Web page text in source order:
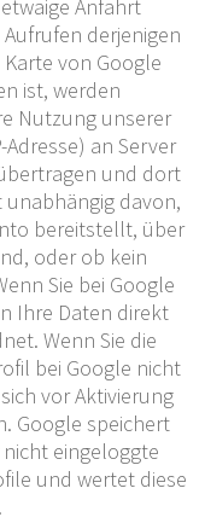
Anfahrt
derjenigen
von Google
ist, werden
Nutzung unserer
Adresse) an Server
und dort
unabhängig davon,
bereitstellt, über
oder ob kein
Sie bei Google
Ihre Daten direkt
Wenn Sie die
bei Google nicht
vor Aktivierung
Google speichert
eingeloggte
und wertet diese